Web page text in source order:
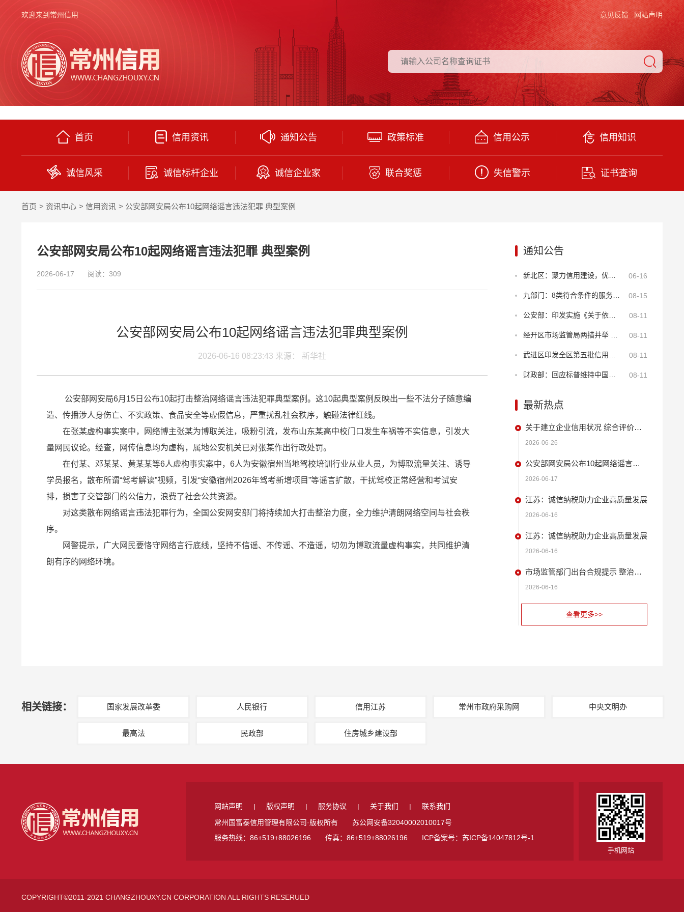
欢迎来到常州信用 网站声明
意见反馈
首页 信用资讯 通知公告 政策标准 信用公示 信用知识
诚信风采 诚信标杆企业 诚信企业家 联合奖惩 失信警示 证书查询
首页 资讯中心 信用资讯 公安部网安局公布10起网络谣言违法犯罪 典型案例
公安部网安局公布10起网络谣言违法犯罪 典型案例
2026-06-17 阅读：309
公安部网安局公布10起网络谣言违法犯罪典型案例
2026-06-16 08:23:43 来源： 新华社
公安部网安局6月15日公布10起打击整治网络谣言违法犯罪典型案例。这10起典型案例反映出一些不法分子随意编
造、传播涉人身伤亡、不实政策、食品安全等虚假信息，严重扰乱社会秩序，触碰法律红线。
在张某虚构事实案中，网络博主张某为博取关注，吸粉引流，发布山东某高中校门口发生车祸等不实信息，引发大
量网民议论。经查，网传信息均为虚构，属地公安机关已对张某作出行政处罚。
在付某、邓某某、黄某某等6人虚构事实案中，6人为安徽宿州当地驾校培训行业从业人员，为博取流量关注、诱导
学员报名，散布所谓“驾考解读”视频，引发“安徽宿州2026年驾考新增项目”等谣言扩散，干扰驾校正常经营和考试安
排，损害了交管部门的公信力，浪费了社会公共资源。
对这类散布网络谣言违法犯罪行为，全国公安网安部门将持续加大打击整治力度，全力维护清朗网络空间与社会秩
序。
网警提示，广大网民要恪守网络言行底线，坚持不信谣、不传谣、不造谣，切勿为博取流量虚构事实，共同维护清
朗有序的网络环境。
通知公告
06-16
08-15
08-11
08-11
08-11
08-11
最新热点
关于建立企业信用状况 综合评价体系的实施方案
2026-06-26
公安部网安局公布10起网络谣言违法犯罪 典型案例
2026-06-17
江苏：诚信纳税助力企业高质量发展
2026-06-16
江苏：诚信纳税助力企业高质量发展
2026-06-16
市场监管部门出台合规提示 整治扫码缴费广告问题
2026-06-16
查看更多>>
相关链接： 国家发展改革委 人民银行 信用江苏 常州市政府采购网 中央文明办
最高法 民政部 住房城乡建设部
网站声明 | 版权声明 | 服务协议 | 关于我们 |
联系我们
常州国富泰信用管理有限公司·版权所有 苏公网安备32040002010017号
服务热线：86+519+88026196 传真：86+519+88026196 ICP备案号： 苏ICP备14047812号-1
手机网站
COPYRIGHT©2011-2021 CHANGZHOUXY.CN CORPORATION ALL RIGHTS RESERUED